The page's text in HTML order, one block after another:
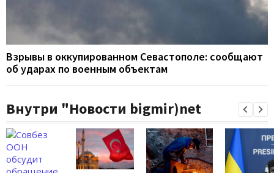
Взрывы в оккупированном Севастополе: сообщают
об ударах по военным объектам
Внутри "Новости bigmir)net